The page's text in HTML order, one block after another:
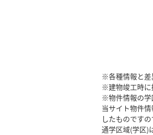
※各種情報と差
※建物竣工時に
※物件情報の学
当サイト物件
したものです
通学区域(学区)